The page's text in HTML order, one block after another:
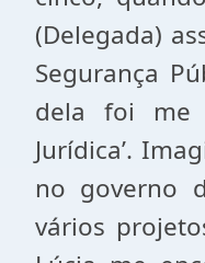
(Delegada)
Segurança
dela foi me
Jurídica’.
no governo
vários